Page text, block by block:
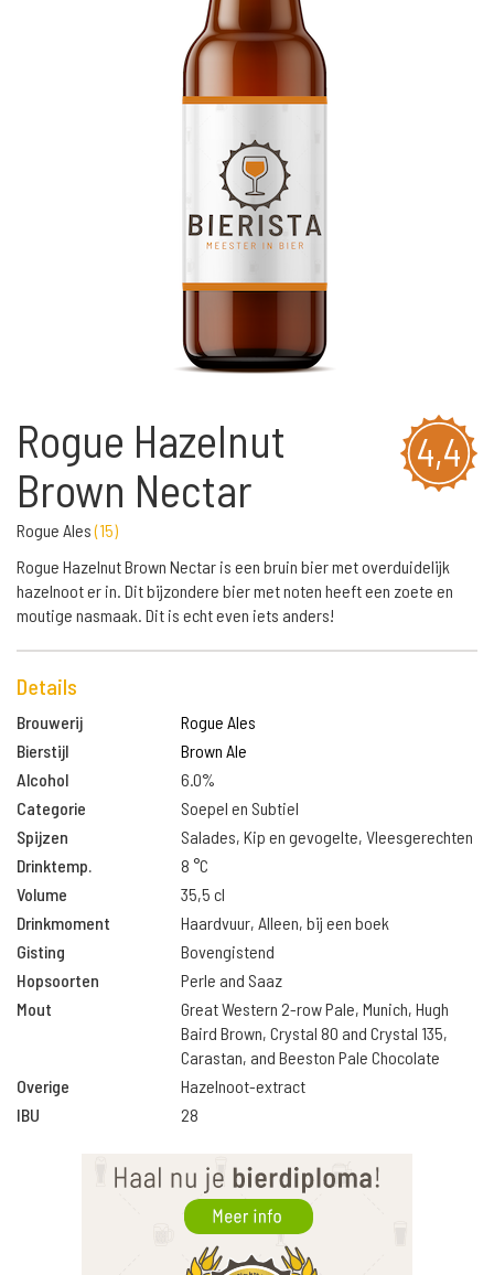
4,4
Rogue Hazelnut
Brown Nectar
Rogue Ales(15)
Rogue Hazelnut Brown Nectar is een bruin bier met overduidelijk
hazelnoot er in. Dit bijzondere bier met noten heeft een zoete en
moutige nasmaak. Dit is echt even iets anders!
Details
Brouwerij
Rogue Ales
Bierstijl
Brown Ale
Alcohol
6.0%
Categorie
Soepel en Subtiel
Spijzen
Salades, Kip en gevogelte, Vleesgerechten
Drinktemp.
8 °C
Volume
35,5 cl
Drinkmoment
Haardvuur, Alleen, bij een boek
Gisting
Bovengistend
Hopsoorten
Perle and Saaz
Mout
Great Western 2-row Pale, Munich, Hugh
Baird Brown, Crystal 80 and Crystal 135,
Carastan, and Beeston Pale Chocolate
Overige
Hazelnoot-extract
IBU
28